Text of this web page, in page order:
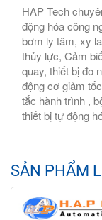
HAP Tech
động hóa công
bơm ly tâm, xy
thủy lực, Cảm
quay, thiết bị đo
động cơ giảm
tắc hành trình ,
thiết bị tự động
SẢN PHẨM